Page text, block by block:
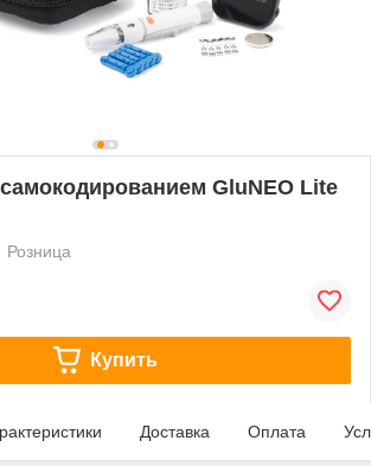
GluNEO Lite
Розница
Купить
Доставка Оплата